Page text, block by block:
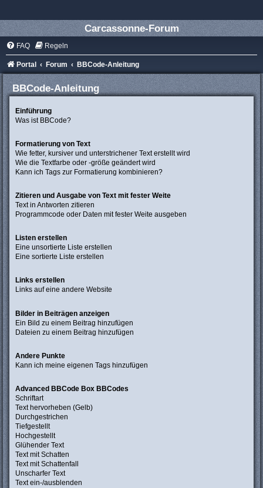
Carcassonne-Forum
FAQ Regeln
Portal Forum BBCode-Anleitung
BBCode-Anleitung
Einführung
Was ist BBCode?
Formatierung von Text
Wie fetter, kursiver und unterstrichener Text erstellt wird
Wie die Textfarbe oder -größe geändert wird
Kann ich Tags zur Formatierung kombinieren?
Zitieren und Ausgabe von Text mit fester Weite
Text in Antworten zitieren
Programmcode oder Daten mit fester Weite ausgeben
Listen erstellen
Eine unsortierte Liste erstellen
Eine sortierte Liste erstellen
Links erstellen
Links auf eine andere Website
Bilder in Beiträgen anzeigen
Ein Bild zu einem Beitrag hinzufügen
Dateien zu einem Beitrag hinzufügen
Andere Punkte
Kann ich meine eigenen Tags hinzufügen
Advanced BBCode Box BBCodes
Schriftart
Text hervorheben (Gelb)
Durchgestrichen
Tiefgestellt
Hochgestellt
Glühender Text
Text mit Schatten
Text mit Schattenfall
Unscharfer Text
Text ein-/ausblenden